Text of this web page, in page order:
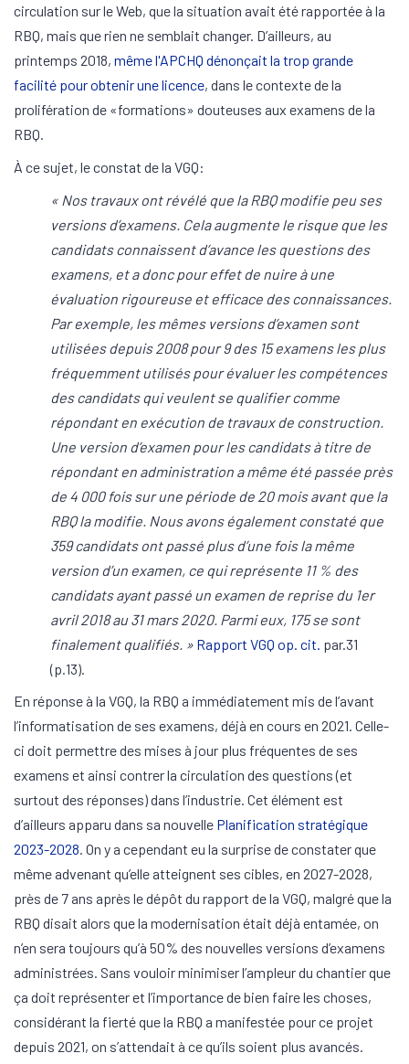
circulation sur le Web, que la situation avait été rapportée à la
RBQ, mais que rien ne semblait changer. D’ailleurs, au
printemps 2018, même l'APCHQ dénonçait la trop grande
facilité pour obtenir une licence, dans le contexte de la
prolifération de «formations» douteuses aux examens de la
RBQ.
À ce sujet, le constat de la VGQ:
« Nos travaux ont révélé que la RBQ modifie peu ses
versions d’examens. Cela augmente le risque que les
candidats connaissent d’avance les questions des
examens, et a donc pour effet de nuire à une
évaluation rigoureuse et efficace des connaissances.
Par exemple, les mêmes versions d’examen sont
utilisées depuis 2008 pour 9 des 15 examens les plus
fréquemment utilisés pour évaluer les compétences
des candidats qui veulent se qualifier comme
répondant en exécution de travaux de construction.
Une version d’examen pour les candidats à titre de
répondant en administration a même été passée près
de 4 000 fois sur une période de 20 mois avant que la
RBQ la modifie. Nous avons également constaté que
359 candidats ont passé plus d’une fois la même
version d’un examen, ce qui représente 11 % des
candidats ayant passé un examen de reprise du 1er
avril 2018 au 31 mars 2020. Parmi eux, 175 se sont
finalement qualifiés. » Rapport VGQ op. cit. par.31
(p.13).
En réponse à la VGQ, la RBQ a immédiatement mis de l’avant
l’informatisation de ses examens, déjà en cours en 2021. Celle-
ci doit permettre des mises à jour plus fréquentes de ses
examens et ainsi contrer la circulation des questions (et
surtout des réponses) dans l’industrie. Cet élément est
d’ailleurs apparu dans sa nouvelle Planification stratégique
2023-2028. On y a cependant eu la surprise de constater que
même advenant qu’elle atteignent ses cibles, en 2027-2028,
près de 7 ans après le dépôt du rapport de la VGQ, malgré que la
RBQ disait alors que la modernisation était déjà entamée, on
n’en sera toujours qu’à 50% des nouvelles versions d’examens
administrées. Sans vouloir minimiser l’ampleur du chantier que
ça doit représenter et l’importance de bien faire les choses,
considérant la fierté que la RBQ a manifestée pour ce projet
depuis 2021, on s’attendait à ce qu’ils soient plus avancés.